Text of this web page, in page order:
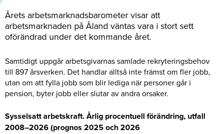
Årets arbetsmarknadsbarometer visar att
arbetsmarknaden på Åland väntas vara i stort sett
oförändrad under det kommande året.
Samtidigt uppgår arbetsgivarnas samlade rekryteringsbehov
till 897 årsverken. Det handlar alltså inte främst om fler jobb,
utan om att fylla jobb som blir lediga när personer går i
pension, byter jobb eller slutar av andra orsaker.
Sysselsatt arbetskraft. Årlig procentuell förändring, utfall
2008–2026 (prognos 2025 och 2026